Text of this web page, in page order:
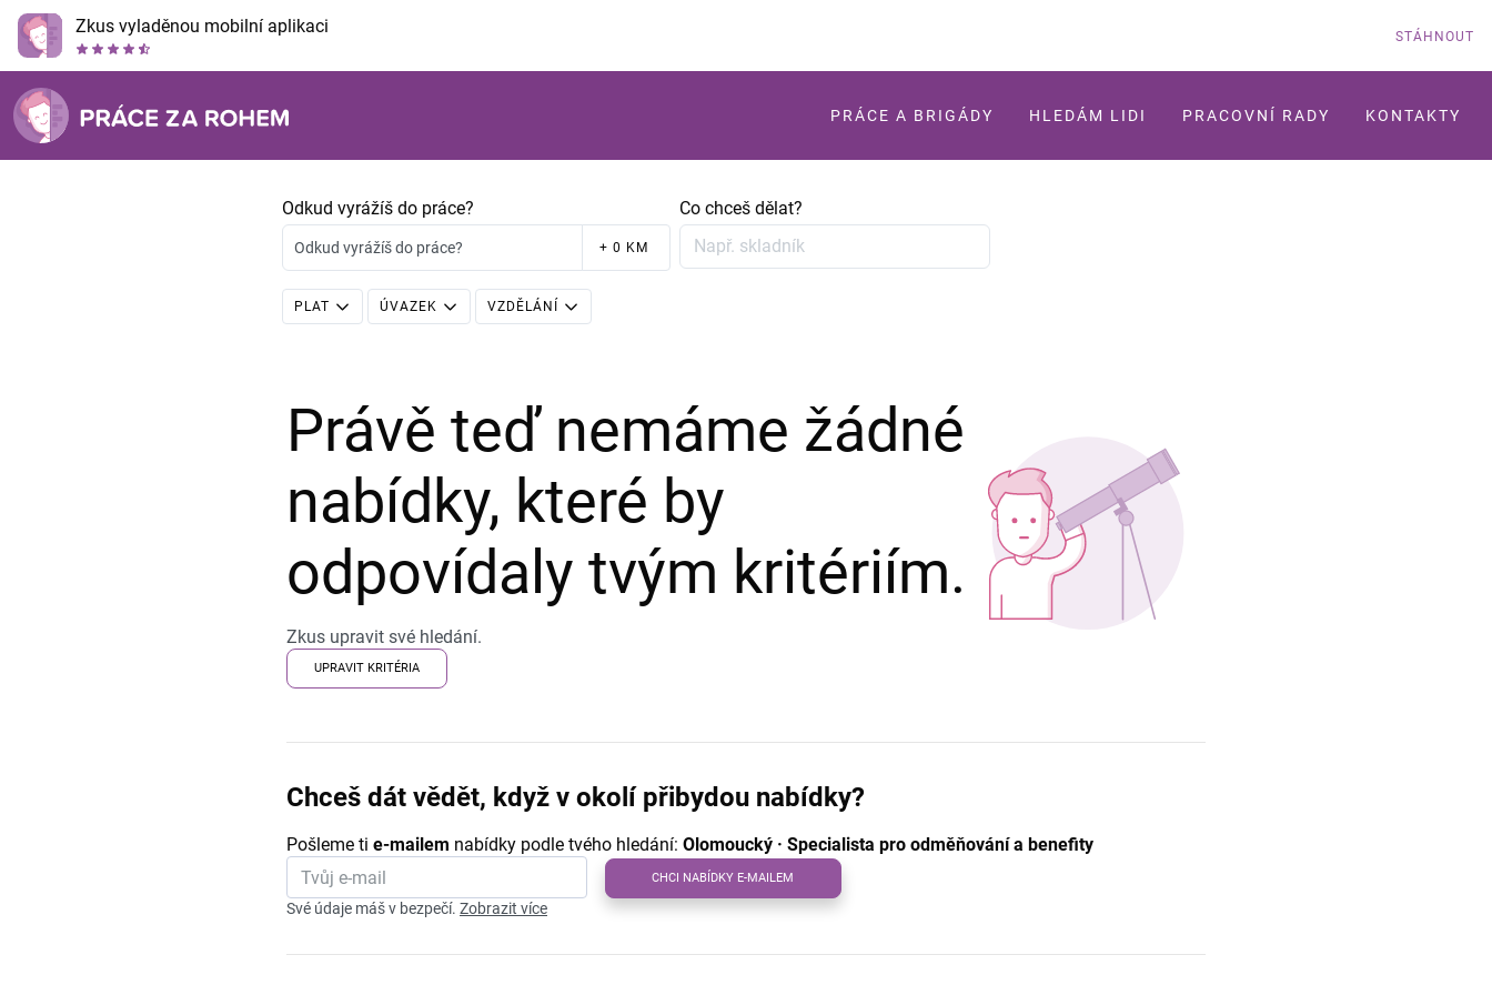
Zkus vyladěnou mobilní aplikaci STÁHNOUT
PRÁCE A BRIGÁDY HLEDÁM LIDI PRACOVNÍ RADY KONTAKTY
Odkud vyrážíš do práce?
Odkud vyrážíš do práce? + 0 KM
Co chceš dělat?
PLAT ÚVAZEK VZDĚLÁNÍ
Právě teď nemáme žádné
nabídky, které by
odpovídaly tvým kritériím.
Zkus upravit své hledání.
UPRAVIT KRITÉRIA
Chceš dát vědět, když v okolí přibydou nabídky?
Pošleme ti e-mailem nabídky podle tvého hledání: Olomoucký · Specialista pro odměňování a benefity
CHCI NABÍDKY E-MAILEM
Své údaje máš v bezpečí. Zobrazit více